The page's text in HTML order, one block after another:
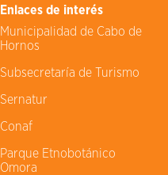
Enlaces de interés
Municipalidad de Cabo de
Hornos
Subsecretaría de Turismo
Sernatur
Conaf
Parque Etnobotánico
Omora